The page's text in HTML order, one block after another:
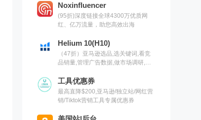
具以及出海干货集锦,欢迎关注
Noxinfluencer
(95折)深度链接全球4300万优质网
红、亿万流量，助您高效出海
Helium 10(H10)
（47折）亚马逊选品,选关键词,看竞
品销量,管理广告数据,做市场调研,有
工具优惠券
最高直降$200,亚马逊/独立站/网红营
销/Tiktok营销工具专属优惠券